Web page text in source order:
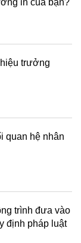
in của bạn?
trưởng
quan hệ nhân
trình đưa vào
định pháp luật